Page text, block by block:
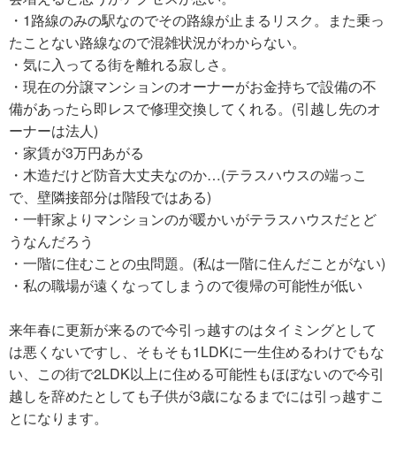
・1路線のみの駅なのでその路線が止まるリスク。また乗っ
たことない路線なので混雑状況がわからない。
・気に入ってる街を離れる寂しさ。
・現在の分譲マンションのオーナーがお金持ちで設備の不
備があったら即レスで修理交換してくれる。(引越し先のオ
ーナーは法人)
・家賃が3万円あがる
・木造だけど防音大丈夫なのか…(テラスハウスの端っこ
で、壁隣接部分は階段ではある)
・一軒家よりマンションのが暖かいがテラスハウスだとど
うなんだろう
・一階に住むことの虫問題。(私は一階に住んだことがない)
・私の職場が遠くなってしまうので復帰の可能性が低い
来年春に更新が来るので今引っ越すのはタイミングとして
は悪くないですし、そもそも1LDKに一生住めるわけでもな
い、この街で2LDK以上に住める可能性もほぼないので今引
越しを辞めたとしても子供が3歳になるまでには引っ越すこ
とになります。